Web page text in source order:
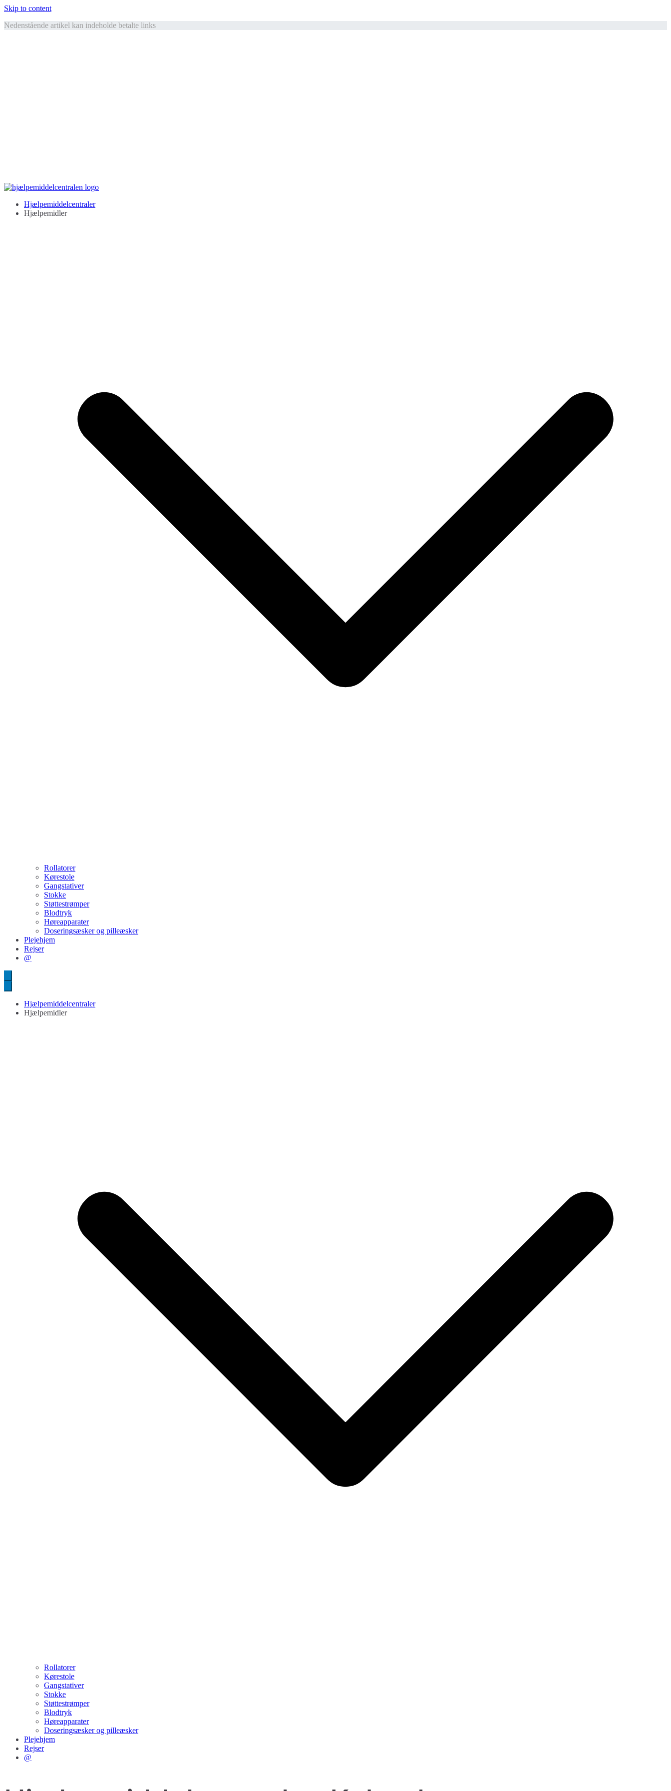
Skip to content
Nedenstående artikel kan indeholde betalte links
Hjælpemiddelcentralen
Hjælpemidler til ældre
Hjælpemiddelcentraler
Hjælpemidler
Rollatorer
Kørestole
Gangstativer
Stokke
Støttestrømper
Blodtryk
Høreapparater
Doseringsæsker og pilleæsker
Plejehjem
Rejser
@
Hjælpemiddelcentraler
Hjælpemidler
Rollatorer
Kørestole
Gangstativer
Stokke
Støttestrømper
Blodtryk
Høreapparater
Doseringsæsker og pilleæsker
Plejehjem
Rejser
@